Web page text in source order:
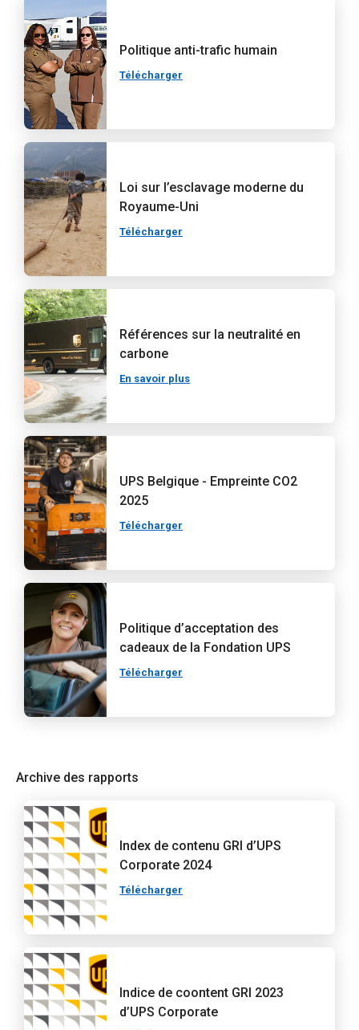
Politique anti-trafic humain
Télécharger
Loi sur l’esclavage moderne du
Royaume-Uni
Télécharger
Références sur la neutralité en
carbone
En savoir plus
UPS Belgique - Empreinte CO2
2025
Télécharger
Politique d’acceptation des
cadeaux de la Fondation UPS
Télécharger
Archive des rapports
Index de contenu GRI d’UPS
Corporate 2024
Télécharger
Indice de coontent GRI 2023
d’UPS Corporate